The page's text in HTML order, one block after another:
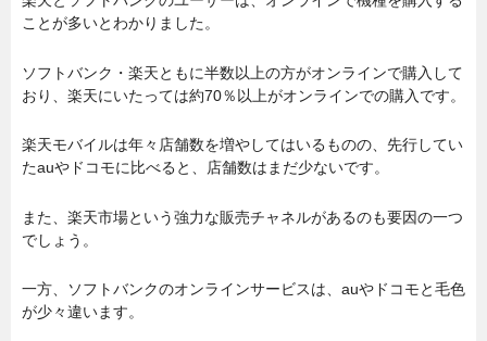
ことが多いとわかりました。
ソフトバンク・楽天ともに半数以上の方がオンラインで購入して
おり、楽天にいたっては約70％以上がオンラインでの購入です。
楽天モバイルは年々店舗数を増やしてはいるものの、先行してい
たauやドコモに比べると、店舗数はまだ少ないです。
また、楽天市場という強力な販売チャネルがあるのも要因の一つ
でしょう。
一方、ソフトバンクのオンラインサービスは、auやドコモと毛色
が少々違います。